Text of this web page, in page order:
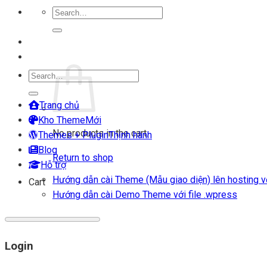
Search
for:
No products in the cart.
Return to shop
Cart
Search
for:
Trang chủ
Kho Theme
Themes + Plugin
Blog
Hỗ trợ
Hướng dẫn cài Theme (Mẫu giao diện) lên hosting
Hướng dẫn cài Demo Theme với file .wpress
Login